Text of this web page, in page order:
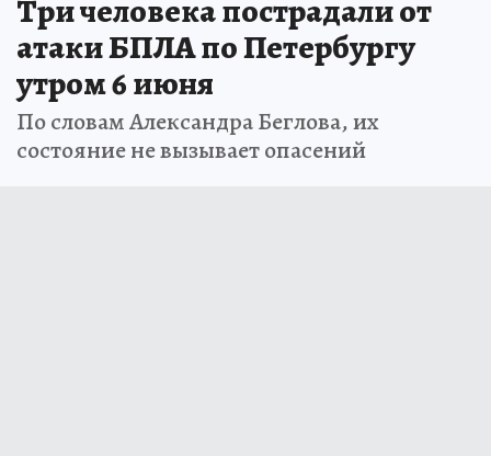
Три человека пострадали от
атаки БПЛА по Петербургу
утром 6 июня
По словам Александра Беглова, их
состояние не вызывает опасений